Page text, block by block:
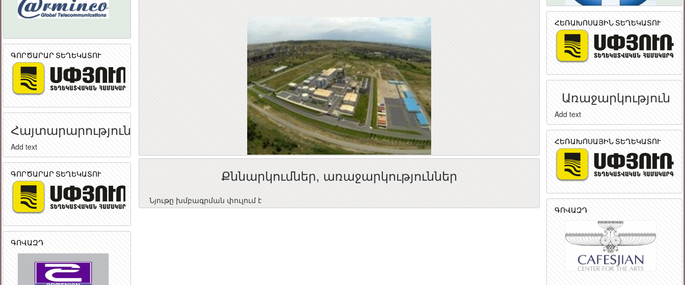
ԳՈՐԾԱՐԱՐ ՏԵՂԵԿԱՏՈՒ
Հայտարարություն
Add text
ԳՈՐԾԱՐԱՐ ՏԵՂԵԿԱՏՈՒ
ԳՈՎԱԶԴ
Քննարկումներ, առաջարկություններ
Նյութը խմբագրման փուլում է
ՀԵՌԱԽՈՍԱՅԻՆ ՏԵՂԵԿԱՏՈՒ
Առաջարկություն
Add text
ՀԵՌԱԽՈՍԱՅԻՆ ՏԵՂԵԿԱՏՈՒ
ԳՈՎԱԶԴ